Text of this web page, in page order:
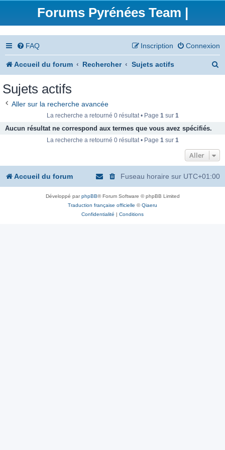
Forums Pyrénées Team |
FAQ Connexion
Inscription
Accueil du forum Rechercher Sujets actifs
e
Sujets actifs
Aller sur la recherche avancée
La recherche a retourné 0 résultat • Page 1sur 1
Aucun résultat ne correspond aux termes que vous avez spécifiés.
La recherche a retourné 0 résultat • Page 1sur 1
Aller
Accueil du forum Fuseau horaire sur UTC+01:00
Développé parphpBB® Forum Software © phpBB Limited
Traduction française officielle ©Qiaeru
Confidentialité | Conditions